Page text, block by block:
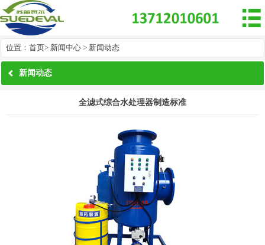

位置： 首页> 新闻中心 > 新闻动态
新闻动态
全滤式综合水处理器制造标准